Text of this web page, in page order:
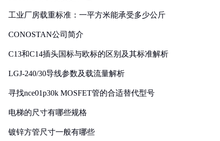
工业厂房载重标准：一平方米能承受多少公斤
CONOSTAN公司简介
C13和C14插头国标与欧标的区别及其标准解析
LGJ-240/30导线参数及载流量解析
寻找nce01p30k MOSFET管的合适替代型号
电梯的尺寸有哪些规格
镀锌方管尺寸一般有哪些